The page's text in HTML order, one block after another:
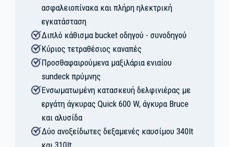
ασφαλειοπίνακα και πλήρη ηλεκτρική
εγκατάσταση
Διπλό κάθισμα bucket οδηγού - συνοδηγού
Κύριος τετραθέσιος καναπές
Προσθαφαιρούμενα μαξιλάρια ενιαίου
sundeck πρύμνης
Ενσωματωμένη κατασκευή δελφινιέρας με
εργάτη άγκυρας Quick 600 W, άγκυρα Bruce
και αλυσίδα
Δύο ανοξείδωτες δεξαμενές καυσίμου 340lt